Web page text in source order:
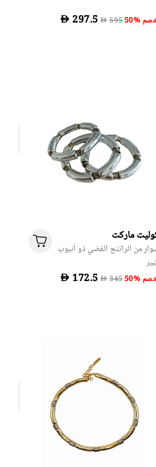
D D ‏595 خصم
ماركت
من الراتنج الفضي ذو أنبوب
D D ‏345 خصم